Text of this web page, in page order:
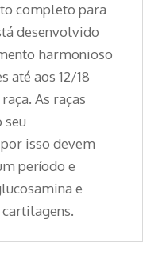
completo para
desenvolvido
harmonioso
até aos 12/18
As raças
seu
isso devem
período e
e